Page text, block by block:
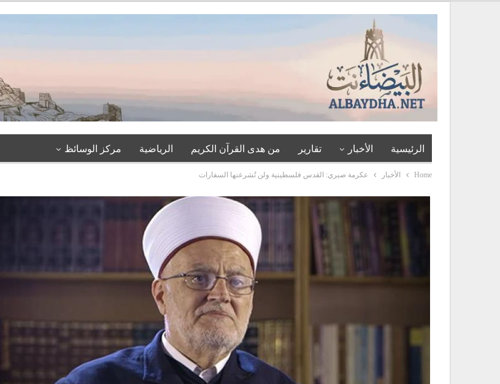
الرئيسية الأخبار تقارير من هدى القرآن الكريم الرياضية مركز الوسائظ
Home الأخبار عكرمة صبري: القدس فلسطينية ولن تُشرعنها السفارات